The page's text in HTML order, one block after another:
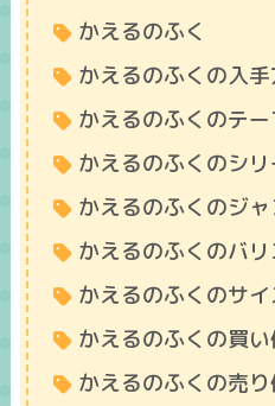
かえるのふく
かえるのふくの入
かえるのふくのテー
かえるのふくのシ
かえるのふくのジ
かえるのふくのバ
かえるのふくのサ
かえるのふくの買
かえるのふくの売